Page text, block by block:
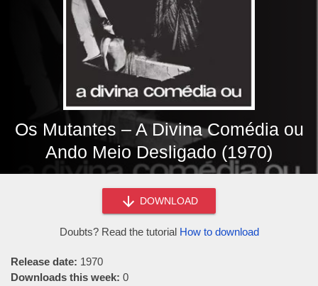
Os Mutantes – A Divina Comédia ou
Ando Meio Desligado (1970)
DOWNLOAD
Doubts? Read the tutorial How to download
Release date: 1970
Downloads this week: 0